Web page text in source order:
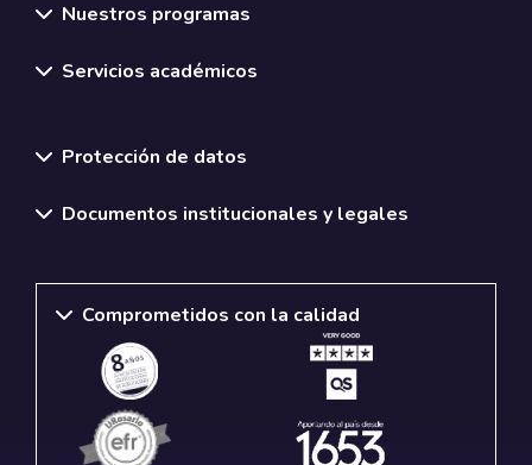
Nuestros programas
Servicios académicos
Protección de datos
Documentos institucionales y legales
Comprometidos con la calidad